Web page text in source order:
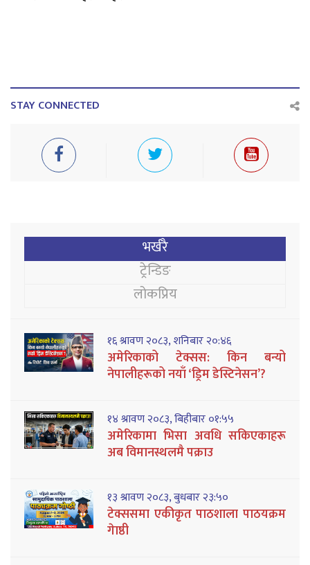
STAY CONNECTED
भर्खरै
ट्रेन्डिङ
लोकप्रिय
१६ श्रावण २०८३, शनिबार २०:४६
अमेरिकाको टेक्सस: किन बन्यो
नेपालीहरूको नयाँ ‘ड्रिम डेस्टिनेसन’?
१४ श्रावण २०८३, बिहीबार ०१:५५
अमेरिकामा भिसा अवधि सकिएकाहरू
अब विमानस्थलमै पक्राउ
१३ श्रावण २०८३, बुधबार २३:५०
टेक्ससमा एकीकृत पाठशाला पाठयक्रम
गेाष्ठी